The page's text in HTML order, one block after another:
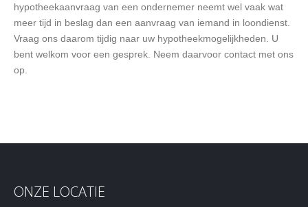
hypotheekaanvraag van een ondernemer neemt wel vaak wat
meer tijd in beslag dan een aanvraag van iemand in loondienst.
Vraag ons daarom tijdig naar uw hypotheekmogelijkheden. U
bent welkom voor een gesprek. Neem daarvoor contact met ons
op.
ONZE LOCATIE